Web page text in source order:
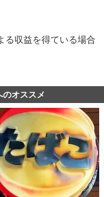
る収益を得ている場合
オススメ